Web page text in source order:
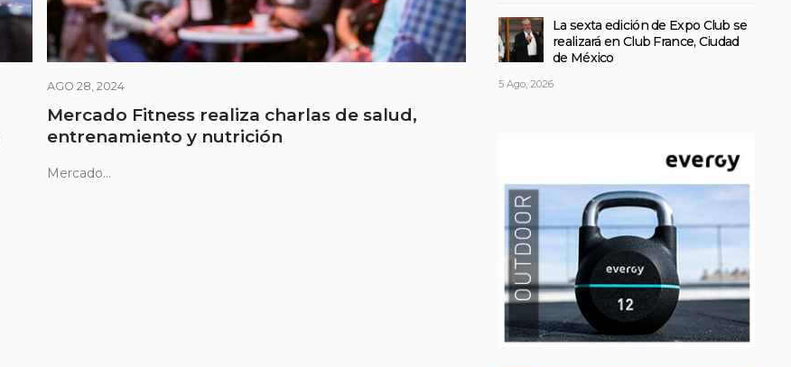
AGO 28, 2024
Mercado Fitness realiza charlas de salud,
entrenamiento y nutrición
Mercado...
La sexta edición de Expo Club se
realizará en Club France, Ciudad
de México
5 Ago, 2026